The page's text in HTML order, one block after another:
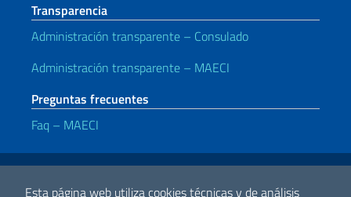
Esta página web utiliza cookies técnicas y de análisis
Transparencia
Administración transparente – Consulado
Administración transparente – MAECI
Preguntas frecuentes
Faq – MAECI
Enlaces útiles